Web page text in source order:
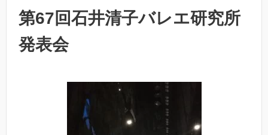
第67回石井清子バレエ研究所
発表会